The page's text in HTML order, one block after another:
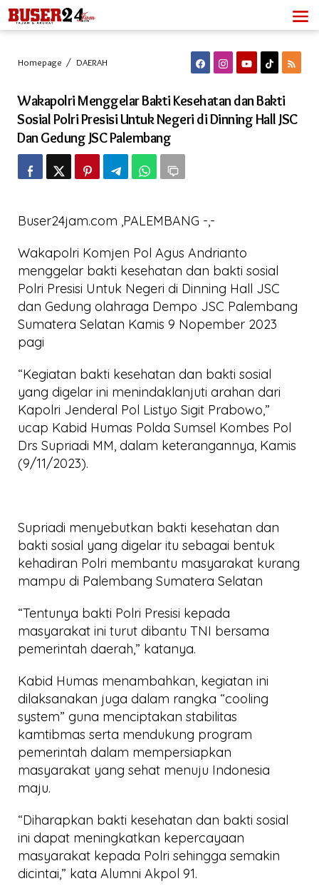
Lewati
ke
konten
Homepage / DAERAH
Kesehatan
dan
Bakti
Sosial
Untuk
Dinning
Hall
Dan
Gedung
Palembang
Wakapolri Menggelar Bakti Kesehatan dan Bakti
Sosial Polri Presisi Untuk Negeri di Dinning Hall JSC
Dan Gedung JSC Palembang
Buser24jam.com ,PALEMBANG -,-
Wakapolri Komjen Pol Agus Andrianto
menggelar bakti kesehatan dan bakti sosial
Polri Presisi Untuk Negeri di Dinning Hall JSC
dan Gedung olahraga Dempo JSC Palembang
Sumatera Selatan Kamis 9 Nopember 2023
pagi
“Kegiatan bakti kesehatan dan bakti sosial
yang digelar ini menindaklanjuti arahan dari
Kapolri Jenderal Pol Listyo Sigit Prabowo,”
ucap Kabid Humas Polda Sumsel Kombes Pol
Drs Supriadi MM, dalam keterangannya, Kamis
(9/11/2023).
Supriadi menyebutkan bakti kesehatan dan
bakti sosial yang digelar itu sebagai bentuk
kehadiran Polri membantu masyarakat kurang
mampu di Palembang Sumatera Selatan
“Tentunya bakti Polri Presisi kepada
masyarakat ini turut dibantu TNI bersama
pemerintah daerah,” katanya.
Kabid Humas menambahkan, kegiatan ini
dilaksanakan juga dalam rangka “cooling
system” guna menciptakan stabilitas
kamtibmas serta mendukung program
pemerintah dalam mempersiapkan
masyarakat yang sehat menuju Indonesia
maju.
“Diharapkan bakti kesehatan dan bakti sosial
ini dapat meningkatkan kepercayaan
masyarakat kepada Polri sehingga semakin
dicintai,” kata Alumni Akpol 91.